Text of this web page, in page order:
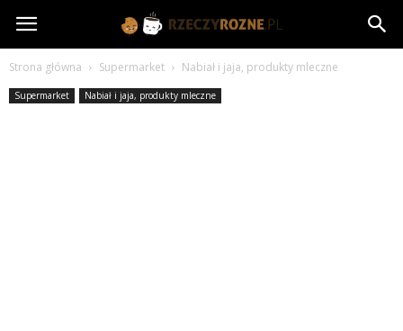
rzeczyrozne.pl
Strona główna Supermarket Nabiał i jaja, produkty mleczne
Supermarket Nabiał i jaja, produkty mleczne